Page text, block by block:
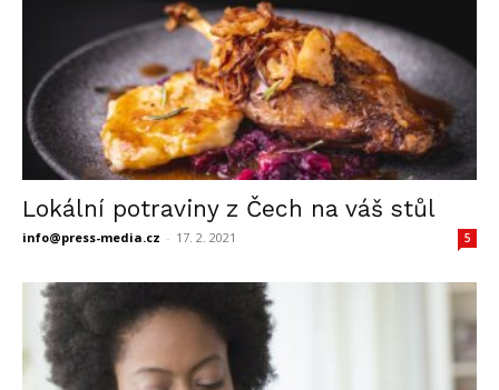
Lokální potraviny z Čech na váš stůl
info@press-media.cz - 17. 2. 2021 5